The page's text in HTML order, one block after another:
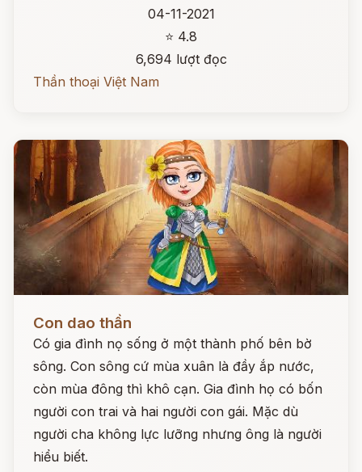
04-11-2021
⭐ 4.8
6,694 lượt đọc
Thần thoại Việt Nam
Con dao thần
Có gia đình nọ sống ở một thành phố bên bờ
sông. Con sông cứ mùa xuân là đầy ắp nước,
còn mùa đông thì khô cạn. Gia đình họ có bốn
người con trai và hai người con gái. Mặc dù
người cha không lực lưỡng nhưng ông là người
hiểu biết.